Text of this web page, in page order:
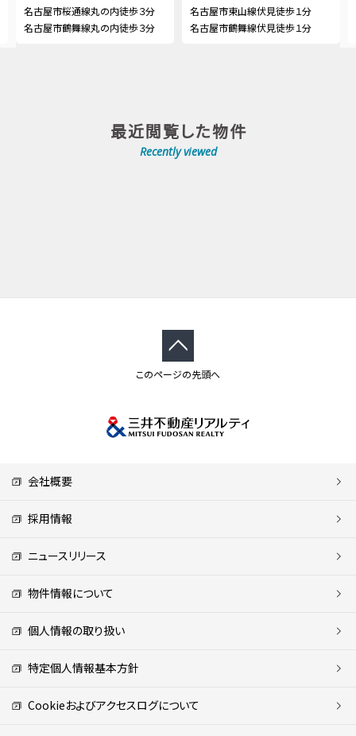
名古屋市桜通線丸の内徒歩３分
名古屋市鶴舞線丸の内徒歩３分
名古屋市東山線伏見徒歩１分
名古屋市鶴舞線伏見徒歩１分
最近閲覧した物件
Recently viewed
このページの先頭へ
会社概要
採用情報
ニュースリリース
物件情報について
個人情報の取り扱い
特定個人情報基本方針
Cookieおよびアクセスログについて